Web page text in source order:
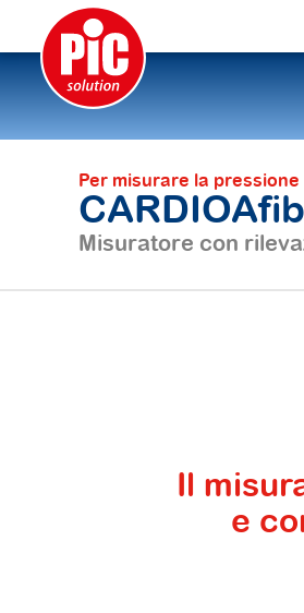
Per misurare la pressione
Misuratore con
Il
e